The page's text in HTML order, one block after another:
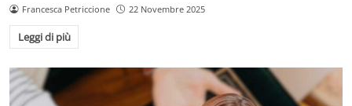
Francesca Petriccione 22 Novembre 2025
Leggi di più